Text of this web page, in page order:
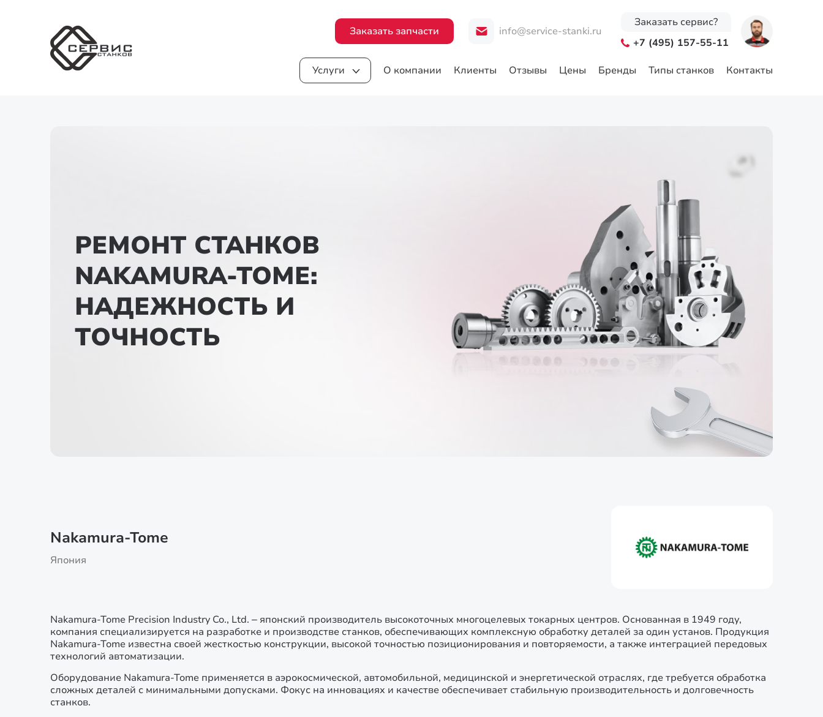
Услуги О компании Клиенты Отзывы Цены Бренды Типы станков Контакты
Заказать запчасти info@service-stanki.ru
Заказать сервис?
+7 (495) 157-55-11
РЕМОНТ СТАНКОВ
NAKAMURA-TOME:
НАДЕЖНОСТЬ И
ТОЧНОСТЬ
Nakamura-Tome
Япония
Nakamura-Tome Precision Industry Co., Ltd. – японский производитель высокоточных многоцелевых токарных центров. Основанная в 1949 году,
компания специализируется на разработке и производстве станков, обеспечивающих комплексную обработку деталей за один установ. Продукция
Nakamura-Tome известна своей жесткостью конструкции, высокой точностью позиционирования и повторяемости, а также интеграцией передовых
технологий автоматизации.
Оборудование Nakamura-Tome применяется в аэрокосмической, автомобильной, медицинской и энергетической отраслях, где требуется обработка
сложных деталей с минимальными допусками. Фокус на инновациях и качестве обеспечивает стабильную производительность и долговечность
станков.